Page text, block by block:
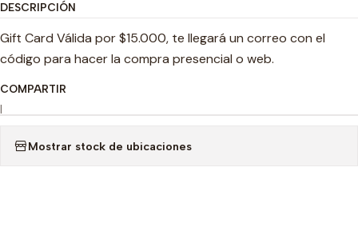
DESCRIPCIÓN
Gift Card Válida por $15.000, te llegará un correo con el
código para hacer la compra presencial o web.
COMPARTIR
|
Mostrar stock de ubicaciones